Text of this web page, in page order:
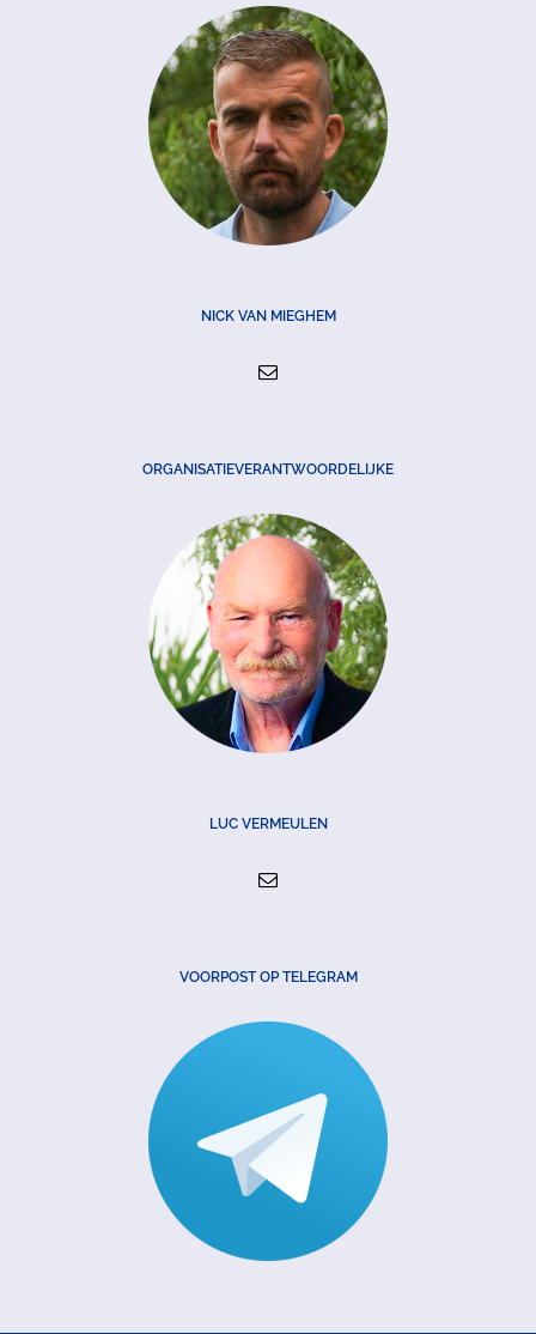
NICK VAN MIEGHEM
ORGANISATIEVERANTWOORDELIJKE
LUC VERMEULEN
VOORPOST OP TELEGRAM